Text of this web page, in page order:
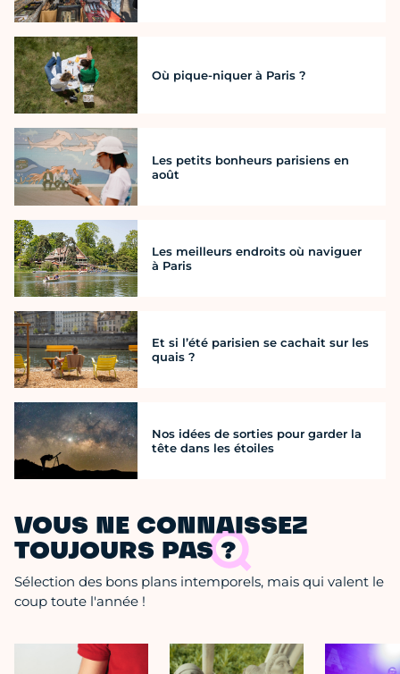
Où pique-niquer à Paris ?
Les petits bonheurs parisiens en
août
Les meilleurs endroits où naviguer
à Paris
Et si l’été parisien se cachait sur les
quais ?
Nos idées de sorties pour garder la
tête dans les étoiles
VOUS NE CONNAISSEZ
TOUJOURS PAS ?
Sélection des bons plans intemporels, mais qui valent le
coup toute l'année !